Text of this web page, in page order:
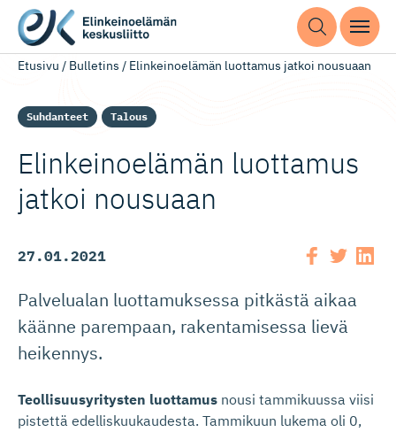
Etusivu / Bulletins / Elinkeinoelämän luottamus jatkoi nousuaan
Suhdanteet Talous
Elinkeinoelämän luottamus
jatkoi nousuaan
27.01.2021
Palvelualan luottamuksessa pitkästä aikaa
käänne parempaan, rakentamisessa lievä
heikennys.
Teollisuusyritysten luottamus nousi tammikuussa viisi
pistettä edelliskuukaudesta. Tammikuun lukema oli 0,